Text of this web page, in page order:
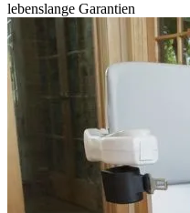
lebenslange Garantien